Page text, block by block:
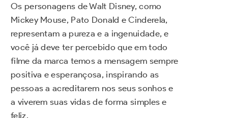
Os personagens de Walt Disney, como
Mickey Mouse, Pato Donald e Cinderela,
representam a pureza e a ingenuidade, e
você já deve ter percebido que em todo
filme da marca temos a mensagem sempre
positiva e esperançosa, inspirando as
pessoas a acreditarem nos seus sonhos e
a viverem suas vidas de forma simples e
feliz.